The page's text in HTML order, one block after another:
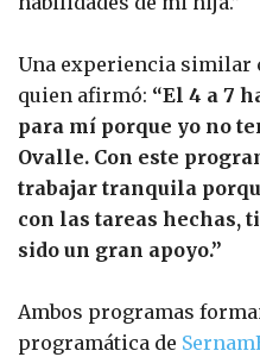
Una experiencia similar
quien afirmó: “El 4 a 7
para mí porque yo no
Ovalle. Con este
trabajar tranquila
con las tareas hechas,
sido un gran apoyo.”
Ambos programas
programática de